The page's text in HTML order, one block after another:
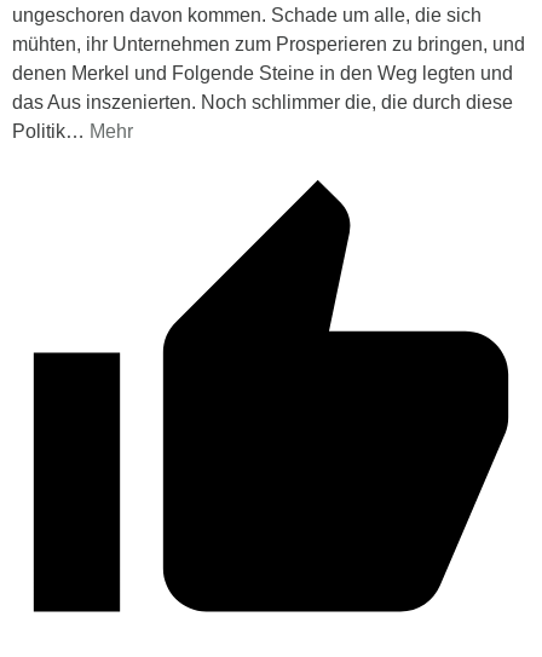
ungeschoren davon kommen. Schade um alle, die sich
mühten, ihr Unternehmen zum Prosperieren zu bringen, und
denen Merkel und Folgende Steine in den Weg legten und
das Aus inszenierten. Noch schlimmer die, die durch diese
Politik… Mehr